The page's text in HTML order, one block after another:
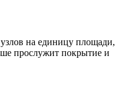
на единицу площади,
прослужит покрытие и